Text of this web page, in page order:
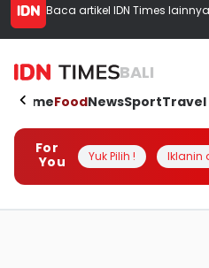
Baca artikel IDN Times lainnya
BALI
HomeFoodNewsSportTravel
For
You
Yuk Pilih ! Iklanin